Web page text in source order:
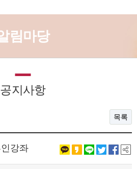
림마당
공지사항
목록
강좌